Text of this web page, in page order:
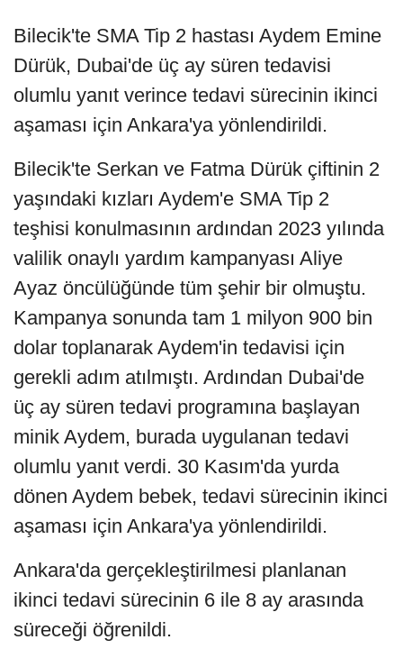
Bilecik'te SMA Tip 2 hastası Aydem Emine
Dürük, Dubai'de üç ay süren tedavisi
olumlu yanıt verince tedavi sürecinin ikinci
aşaması için Ankara'ya yönlendirildi.
Bilecik'te Serkan ve Fatma Dürük çiftinin 2
yaşındaki kızları Aydem'e SMA Tip 2
teşhisi konulmasının ardından 2023 yılında
valilik onaylı yardım kampanyası Aliye
Ayaz öncülüğünde tüm şehir bir olmuştu.
Kampanya sonunda tam 1 milyon 900 bin
dolar toplanarak Aydem'in tedavisi için
gerekli adım atılmıştı. Ardından Dubai'de
üç ay süren tedavi programına başlayan
minik Aydem, burada uygulanan tedavi
olumlu yanıt verdi. 30 Kasım'da yurda
dönen Aydem bebek, tedavi sürecinin ikinci
aşaması için Ankara'ya yönlendirildi.
Ankara'da gerçekleştirilmesi planlanan
ikinci tedavi sürecinin 6 ile 8 ay arasında
süreceği öğrenildi.